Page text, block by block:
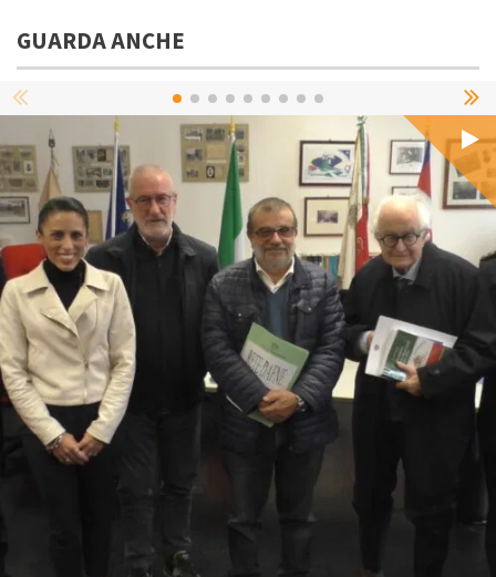
GUARDA ANCHE